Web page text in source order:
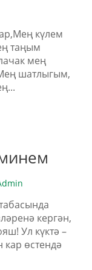
күлем
таңым
мең
шатлыгым,
кергән,
Ул күктә –
өстендә